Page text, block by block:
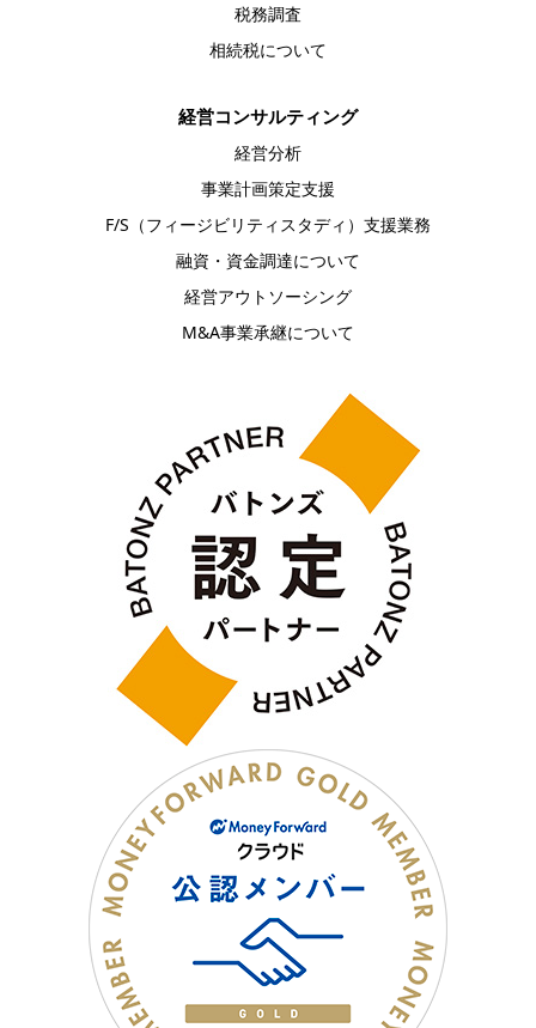
税務調査
相続税について
経営コンサルティング
経営分析
事業計画策定支援
F/S（フィージビリティスタディ）支援業務
融資・資金調達について
経営アウトソーシング
M&A事業承継について